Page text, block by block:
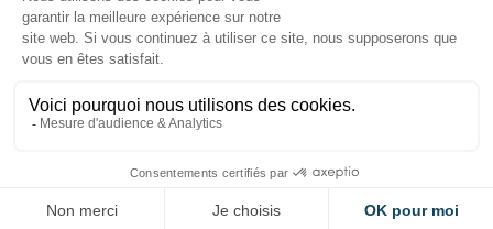
Université Gustave Eiffel/Laboratoire SPLOTT
Koning – Directeur de recherche en sciences
– Projet de hub multimodal : retour d’expérience de
(Louis Humbert – Chef de projet Logistique
Urbaine)